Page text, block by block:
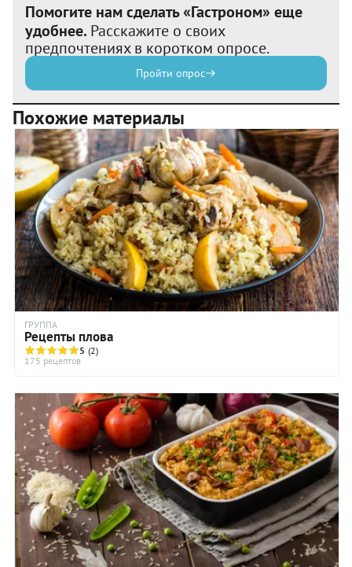
Помогите нам сделать «Гастроном» еще
удобнее. Расскажите о своих
предпочтениях в коротком опросе.
Пройти опрос
Похожие материалы
ГРУППА
Рецепты плова
5 (2)
175 рецептов